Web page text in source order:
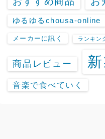
ゆるゆるchousa-online
メーカーに訊く ランキン
商品レビュー
音楽で食べていく